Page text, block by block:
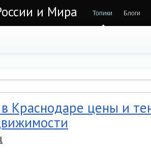
и Мира Топики Блоги
Краснодаре цены и